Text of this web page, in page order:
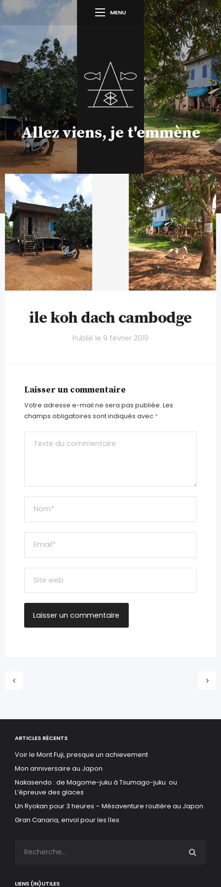
MENU
Allez viens, je t'emmène
ile koh dach cambodge
Publié le 9 février 2019
Laisser un commentaire
Votre adresse e-mail ne sera pas publiée. Les
champs obligatoires sont indiqués avec *
ARTICLES RÉCENTS
Voir le Mont Fuji, presque un achievement
Mon anniversaire au Japon
Nakasendo : de Magome-juku à Tsumago-juku ou
L’épreuve des glaces
Un Ryokan pour 3 heures – Mésaventure routière au Japon
Gran Canaria, envol pour les îles
LIENS (IN)UTILES